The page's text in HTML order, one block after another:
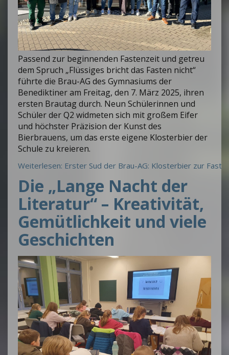
Passend zur beginnenden Fastenzeit und getreu
dem Spruch „Flüssiges bricht das Fasten nicht“
führte die Brau-AG des Gymnasiums der
Benediktiner am Freitag, den 7. März 2025, ihren
ersten Brautag durch. Neun Schülerinnen und
Schüler der Q2 widmeten sich mit großem Eifer
und höchster Präzision der Kunst des
Bierbrauens, um das erste eigene Klosterbier der
Schule zu kreieren.
Weiterlesen: Erster Sud der Brau-AG: Klosterbier zur
Die „Lange Nacht der
Literatur“ – Kreativität,
Gemütlichkeit und viele
Geschichten